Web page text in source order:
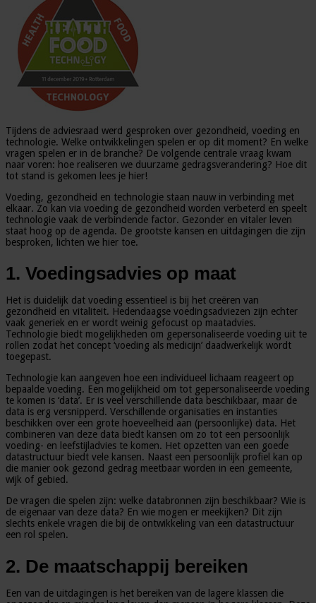
Tijdens de adviesraad werd gesproken over gezondheid, voeding en
technologie. Welke ontwikkelingen spelen er op dit moment? En welke
vragen spelen er in de branche? De volgende centrale vraag kwam
naar voren: hoe realiseren we duurzame gedragsverandering? Hoe dit
tot stand is gekomen lees je hier!
Voeding, gezondheid en technologie staan nauw in verbinding met
elkaar. Zo kan via voeding de gezondheid worden verbeterd en speelt
technologie vaak de verbindende factor. Gezonder en vitaler leven
staat hoog op de agenda. De grootste kansen en uitdagingen die zijn
besproken, lichten we hier toe.
1. Voedingsadvies op maat
Het is duidelijk dat voeding essentieel is bij het creëren van
gezondheid en vitaliteit. Hedendaagse voedingsadviezen zijn echter
vaak generiek en er wordt weinig gefocust op maatadvies.
Technologie biedt mogelijkheden om gepersonaliseerde voeding uit te
rollen zodat het concept ‘voeding als medicijn’ daadwerkelijk wordt
toegepast.
Technologie kan aangeven hoe een individueel lichaam reageert op
bepaalde voeding. Een mogelijkheid om tot gepersonaliseerde voeding
te komen is ‘data’. Er is veel verschillende data beschikbaar, maar de
data is erg versnipperd. Verschillende organisaties en instanties
beschikken over een grote hoeveelheid aan (persoonlijke) data. Het
combineren van deze data biedt kansen om zo tot een persoonlijk
voeding- en leefstijladvies te komen. Het opzetten van een goede
datastructuur biedt vele kansen. Naast een persoonlijk profiel kan op
die manier ook gezond gedrag meetbaar worden in een gemeente,
wijk of gebied.
De vragen die spelen zijn: welke databronnen zijn beschikbaar? Wie is
de eigenaar van deze data? En wie mogen er meekijken? Dit zijn
slechts enkele vragen die bij de ontwikkeling van een datastructuur
een rol spelen.
2. De maatschappij bereiken
Een van de uitdagingen is het bereiken van de lagere klassen die